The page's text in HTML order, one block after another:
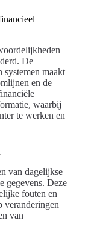
De
systemen maakt
en de
waarbij
te werken en
van dagelijkse
gegevens. Deze
fouten en
veranderingen
van